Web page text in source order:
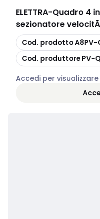
ELETTRA-Quadro 4
sezionatore velocitÃ
copia
Cod. prodottoA8PV-
copia
Cod. produttore PV-
Accedi per